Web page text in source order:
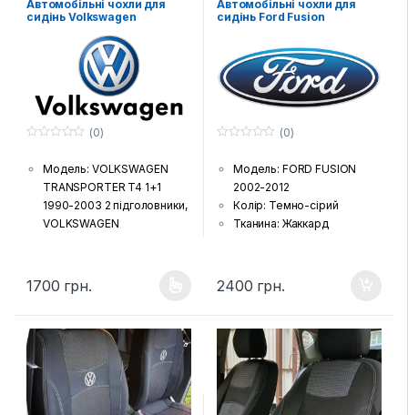
Автомобільні чохли для
сидінь Volkswagen
5
(0)
Модель: VOLKSWAGEN
TRANSPORTER T4 1+1
1990-2003 2 підголовники,
VOLKSWAGEN
VOLKSWAGEN
TRANSPORTER T5 1+1
VOLKSWAGEN
TRANSPORTER T5 1+2
2003-… 3 підголовники
Колір: Темно-сірий
Тканина: Жаккард
1700 грн.
Цей товар має кілька варіантів. Параметри можна вибрати
Автомобільні чохли для
сидінь Ford Fusion
5
(0)
Модель: FORD FUSION
2002-2012
Колір: Темно-сірий
Тканина: Жаккард
Країна виробник: Україна
Комплектація: Передні
спинка, підголовники (за
комплектацією автівки),
підлокітники і фальшпанелі
(якщо є у моделі)
Шов: Подвійна відстрочка
2400 грн.